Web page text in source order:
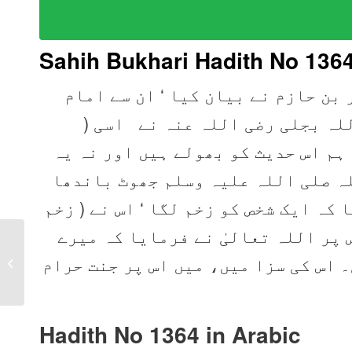
Sahih Bukhari Hadith No
حازم نے بیان کیا ‘ ان سے امام
بجلی رضی اللہ عنہ نے اسی (
اس حدیث کو بھولے ہیں اور نہ یہ
صلی اللہ علیہ وسلم جھوٹ باندھا
کہ ایک شخص کو زخم لگا ‘ اس نے ( زخم
پر اللہ تعالیٰ نے فرمایا کہ میرے
اس کی سزا میں، میں اس پر جنت حرام
Hadith No 1364 in Arabic
Sahih Bukhari Hadith
1363 in Urdu, Arabic,
English